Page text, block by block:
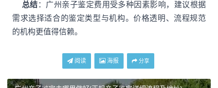
总结 ：广州亲子鉴定费用受多种因素影响，建议根据
需求选择适合的鉴定类型与机构。价格透明、流程规范
的机构更值得信赖。
阅读 海报 分享